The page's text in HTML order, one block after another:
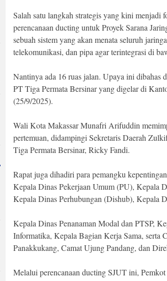
Salah satu langkah strategis yang kini menjadi
perencanaan ducting untuk Proyek Sarana
sebuah sistem yang akan menata seluruh
telekomunikasi, dan pipa agar terintegrasi di
Nantinya ada 16 ruas jalan. Upaya ini dibahas
PT Tiga Permata Bersinar yang digelar di
(25/9/2025).
Wali Kota Makassar Munafri Arifuddin
pertemuan, didampingi Sekretaris Daerah
Tiga Permata Bersinar, Ricky Fandi.
Rapat juga dihadiri para pemangku
Kepala Dinas Pekerjaan Umum (PU), Kepala
Kepala Dinas Perhubungan (Dishub), Kepala
Kepala Dinas Penanaman Modal dan PTSP,
Informatika, Kepala Bagian Kerja Sama, serta
Panakkukang, Camat Ujung Pandang, dan
Melalui perencanaan ducting SJUT ini, Pemkot